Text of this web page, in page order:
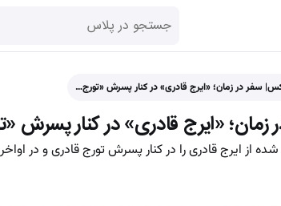
سفر در زمان؛ «ایرج قادری» در کنار پسرش «تورج…
«ایرج قادری» در کنار پسرش
ایرج قادری را در کنار پسرش تورج قادری و در اواخر دهه 30 مشاهده